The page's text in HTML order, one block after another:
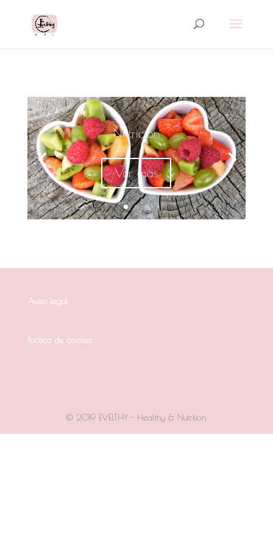
Nutrición
Ver más
Aviso legal
Política de cookies
© 2019 EVELTHY - Healthy & Nutrition.